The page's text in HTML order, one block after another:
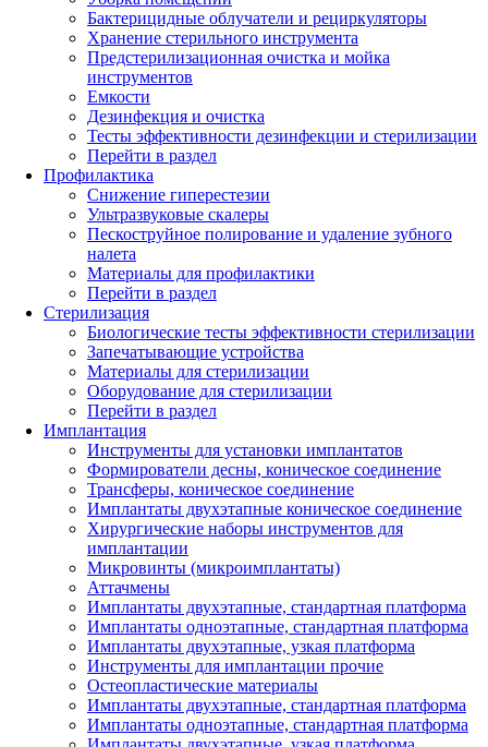
Бактерицидные облучатели и рециркуляторы
Хранение стерильного инструмента
Предстерилизационная очистка и мойка
инструментов
Емкости
Дезинфекция и очистка
Тесты эффективности дезинфекции и стерилизации
Перейти в раздел
Профилактика
Снижение гиперестезии
Ультразвуковые скалеры
Пескоструйное полирование и удаление зубного
налета
Материалы для профилактики
Перейти в раздел
Стерилизация
Биологические тесты эффективности стерилизации
Запечатывающие устройства
Материалы для стерилизации
Оборудование для стерилизации
Перейти в раздел
Имплантация
Инструменты для установки имплантатов
Формирователи десны, коническое соединение
Трансферы, коническое соединение
Имплантаты двухэтапные коническое соединение
Хирургические наборы инструментов для
имплантации
Микровинты (микроимплантаты)
Аттачмены
Имплантаты двухэтапные, стандартная платформа
Имплантаты одноэтапные, стандартная платформа
Имплантаты двухэтапные, узкая платформа
Инструменты для имплантации прочие
Остеопластические материалы
Имплантаты двухэтапные, стандартная платформа
Имплантаты одноэтапные, стандартная платформа